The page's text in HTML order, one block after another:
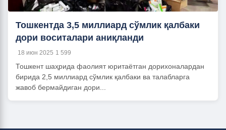
Тошкентда 3,5 миллиард сўмлик қалбаки
дори воситалари аниқланди
18 июн 2025 1 599
Тошкент шаҳрида фаолият юритаётган дорихоналардан
бирида 2,5 миллиард сўмлик қалбаки ва талабларга
жавоб бермайдиган дори...